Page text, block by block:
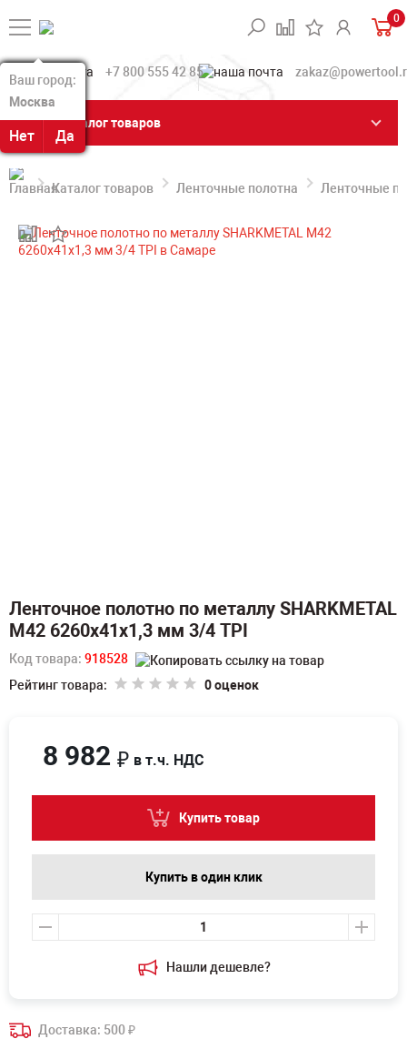
Ваш город:
Москва
Нет Да
Ваш город:
Москва
Нет Да
0
+7 800 555 42 85
Каталог товаров
Каталог товаров Ленточные полотна Ленточные
Ленточное полотно по металлу SHARKMETAL
M42 6260х41х1,3 мм 3/4 TPI
Код товара: 918528
Рейтинг товара:
0 оценок
Нашли дешевле?
8 982 ₽ в т.ч. НДС
Купить товар
Купить в один клик
Доставка: 500₽